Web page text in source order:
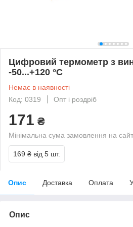
Цифровий термометр з
-50...+120 °С
Немає в наявності
Код: 0319
Опт і роздріб
171 ₴
Мінімальна сума замовлення на
169 ₴ від 5 шт.
Опис Доставка Оплата
Опис